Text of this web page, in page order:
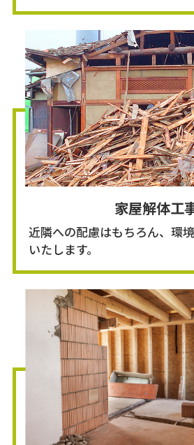
家屋解体工
近隣への配慮はもちろん、環
いたします。